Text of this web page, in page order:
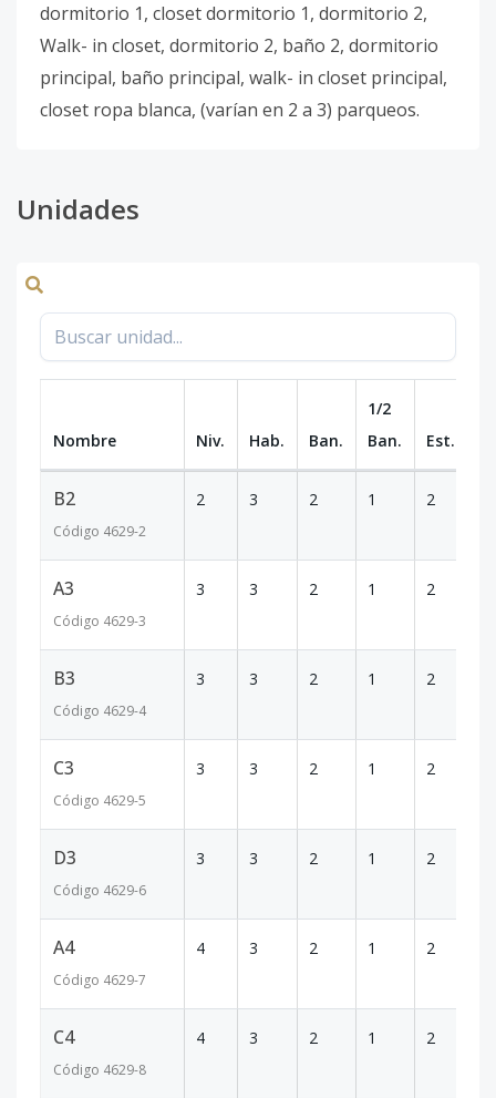
dormitorio 1, closet dormitorio 1, dormitorio 2,
Walk- in closet, dormitorio 2, baño 2, dormitorio
principal, baño principal, walk- in closet principal,
closet ropa blanca, (varían en 2 a 3) parqueos.
Unidades
Nombre Niv. Hab. Ban.
1/2
Ban.
Est.
B2
Código 4629-2
2 3 2 1 2
A3
Código 4629-3
3 3 2 1 2
B3
Código 4629-4
3 3 2 1 2
C3
Código 4629-5
3 3 2 1 2
D3
Código 4629-6
3 3 2 1 2
A4
Código 4629-7
4 3 2 1 2
C4
Código 4629-8
4 3 2 1 2